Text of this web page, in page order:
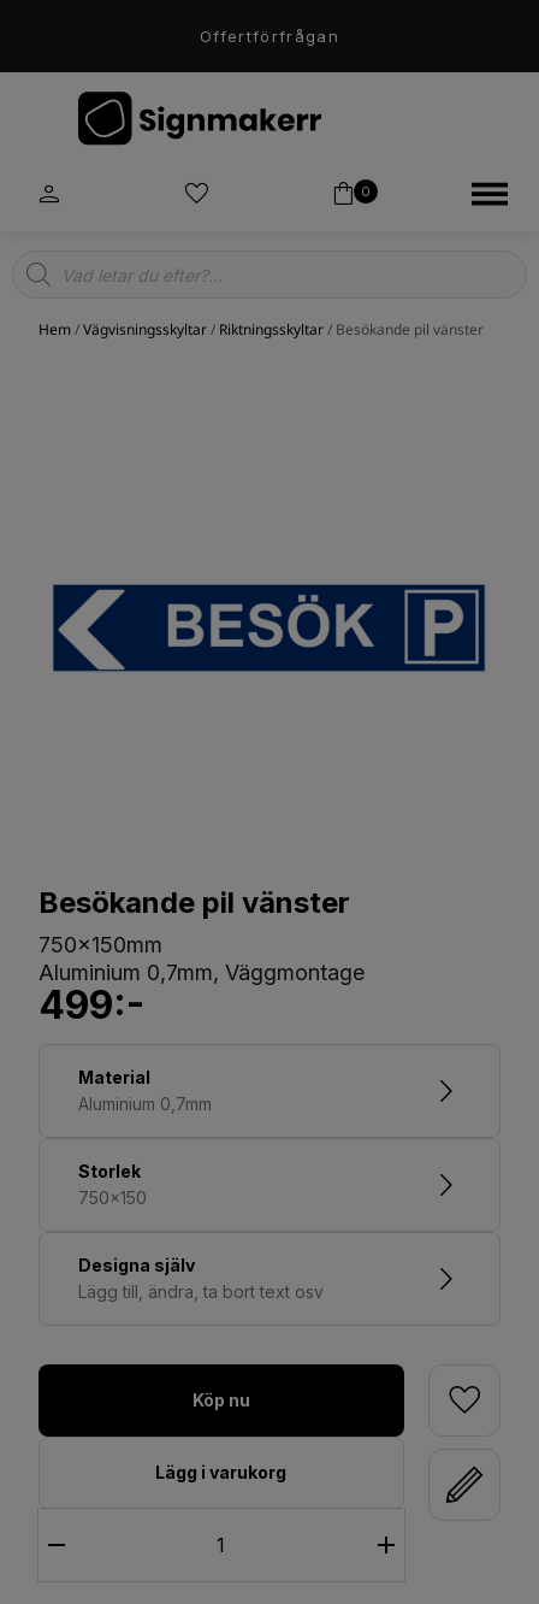
Offertförfrågan
0
Products
search
Hem/Vägvisningsskyltar/ Riktningsskyltar/ Besökande pil vänster
Besökande pil vänster
750x150mm
Aluminium 0,7mm, Väggmontage
499:-
Material
Aluminium 0,7mm
Storlek
750x150
Designa själv
Lägg till, ändra, ta bort text osv
Köp nu
Lägg i varukorg